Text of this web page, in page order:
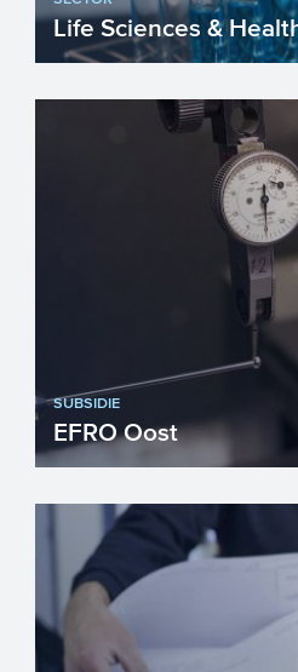
Life Sciences &
In de Nederlandse
het vanzelfsprekend
de persoon en niet op...
SUBSIDIE
EFRO Oost
Het EFRO-programma
zet in het op het
economische groei,